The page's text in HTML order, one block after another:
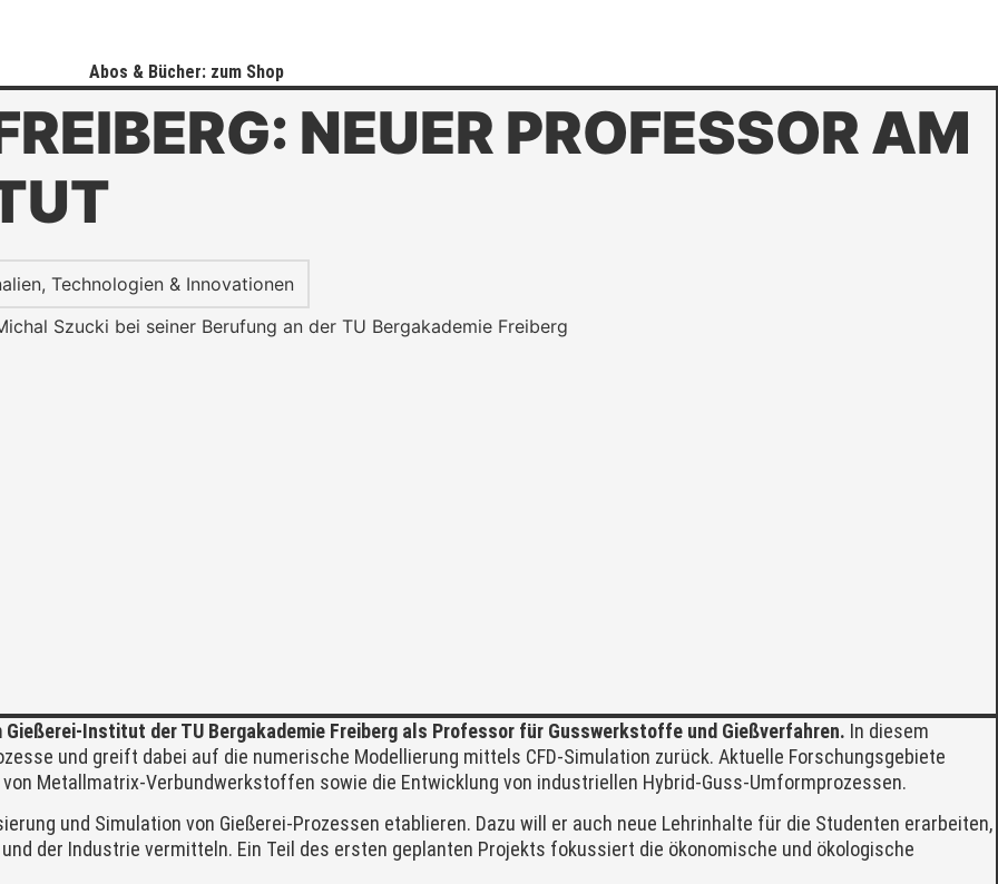
Abos & Bücher: zum Shop
NEUER PROFESSOR AM
, Technologien & Innovationen
Institut der TU Bergakademie Freiberg als Professor für Gusswerkstoffe und Gießverfahren. In diesem
und greift dabei auf die numerische Modellierung mittels CFD-Simulation zurück. Aktuelle Forschungsgebiete
Metallmatrix-Verbundwerkstoffen sowie die Entwicklung von industriellen Hybrid-Guss-Umformprozessen.
und Simulation von Gießerei-Prozessen etablieren. Dazu will er auch neue Lehrinhalte für die Studenten erarbeiten,
der Industrie vermitteln. Ein Teil des ersten geplanten Projekts fokussiert die ökonomische und ökologische